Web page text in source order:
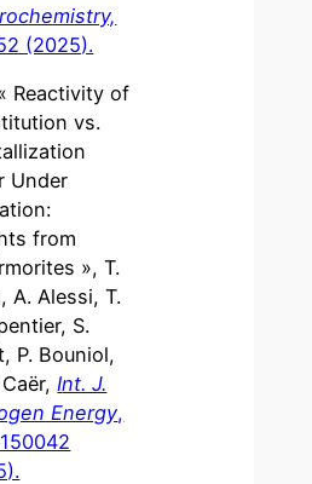
(2025).
Reactivity of
vs.
Under
from
», T.
A. Alessi, T.
S.
P. Bouniol,
Int. J.
Energy,